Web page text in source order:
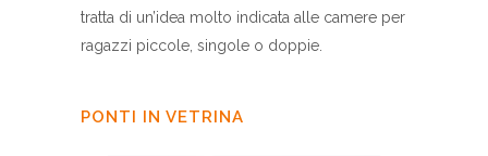
tratta di un’idea molto indicata alle camere per
ragazzi piccole, singole o doppie.
PONTI IN VETRINA